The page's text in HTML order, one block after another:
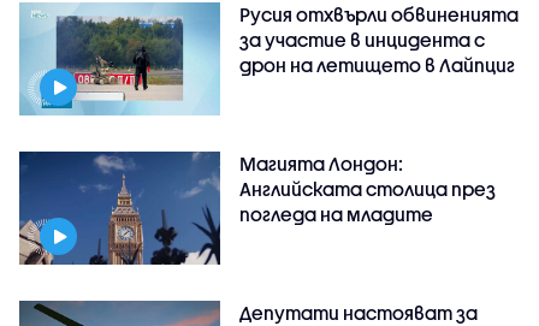
Русия отхвърли обвиненията
за участие в инцидента с
дрон на летището в Лайпциг
Магията Лондон:
Английската столица през
погледа на младите
Депутати настояват за